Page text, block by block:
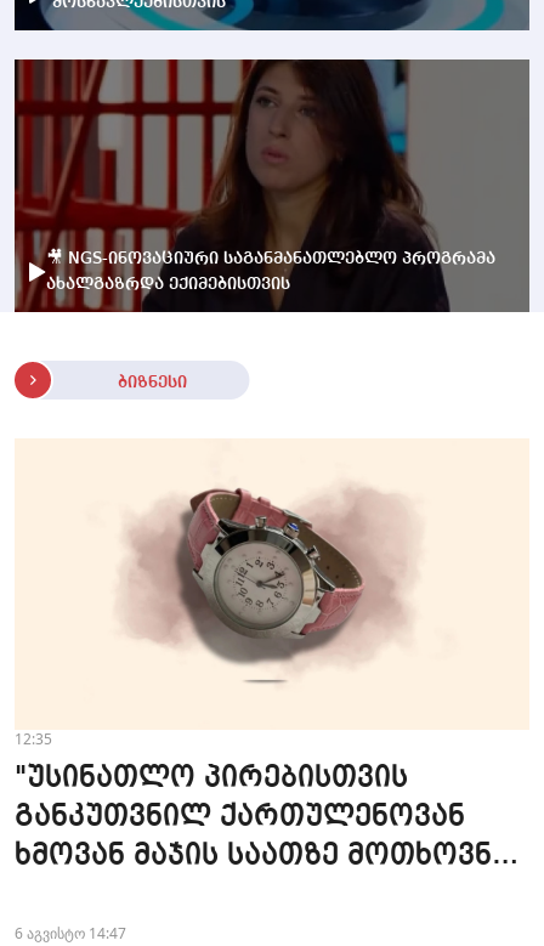
🎥 NGS-ინოვაციური საგანმანათლებლო პროგრამა
ახალგაზრდა ექიმებისთვის
ბიზნესი
12:35
"უსინათლო პირებისთვის
განკუთვნილ ქართულენოვან
ხმოვან მაჯის საათზე მოთხოვნა
6 აგვისტო 14:47